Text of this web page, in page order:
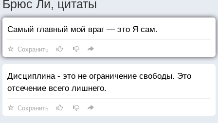
Самый главный мой враг — это Я сам.
Сохранить
Дисциплина - это не ограничение свободы. Это
отсечение всего лишнего.
Сохранить